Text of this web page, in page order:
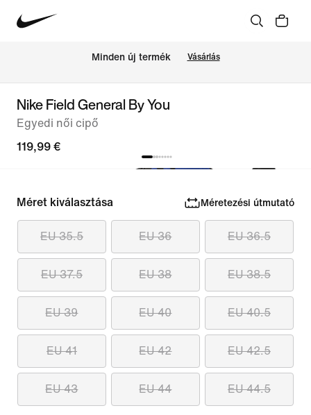
Minden új termék Vásárlás
Nike Field General By You
Egyedi női cipő
119,99 €
Méret kiválasztása Méretezési útmutató
EU 35.5 EU 36 EU 36.5
EU 37.5 EU 38 EU 38.5
EU 39 EU 40 EU 40.5
EU 41 EU 42 EU 42.5
EU 43 EU 44 EU 44.5